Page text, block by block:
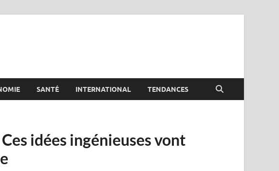
SANTÉ INTERNATIONAL TENDANCES
idées ingénieuses vont